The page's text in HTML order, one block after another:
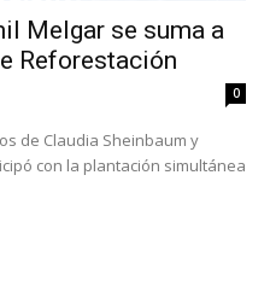
Melgar se suma a
Reforestación
0
de Claudia Sheinbaum y
con la plantación simultánea